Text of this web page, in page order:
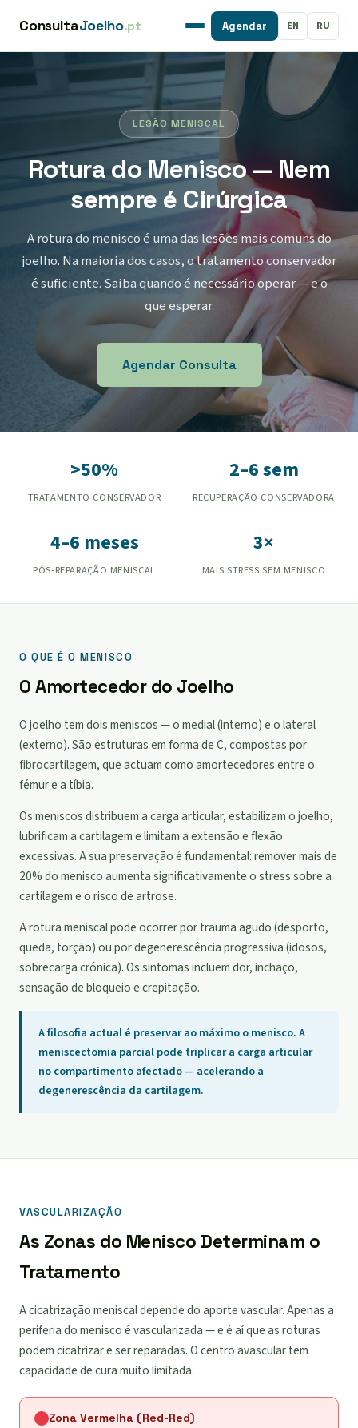
ConsultaJoelho.pt Agendar EN RU
LESÃO MENISCAL
Rotura do Menisco — Nem
sempre é Cirúrgica
A rotura do menisco é uma das lesões mais comuns do
joelho. Na maioria dos casos, o tratamento conservador
é suficiente. Saiba quando é necessário operar — e o
que esperar.
Agendar Consulta
>50%
TRATAMENTO CONSERVADOR
2–6 sem
RECUPERAÇÃO CONSERVADORA
4–6 meses
PÓS-REPARAÇÃO MENISCAL
3×
MAIS STRESS SEM MENISCO
O QUE É O MENISCO
O Amortecedor do Joelho
O joelho tem dois meniscos — o medial (interno) e o lateral
(externo). São estruturas em forma de C, compostas por
fibrocartilagem, que actuam como amortecedores entre o
fémur e a tíbia.
Os meniscos distribuem a carga articular, estabilizam o joelho,
lubrificam a cartilagem e limitam a extensão e flexão
excessivas. A sua preservação é fundamental: remover mais de
20% do menisco aumenta significativamente o stress sobre a
cartilagem e o risco de artrose.
A rotura meniscal pode ocorrer por trauma agudo (desporto,
queda, torção) ou por degenerescência progressiva (idosos,
sobrecarga crónica). Os sintomas incluem dor, inchaço,
sensação de bloqueio e crepitação.
A filosofia actual é preservar ao máximo o menisco. A
meniscectomia parcial pode triplicar a carga articular
no compartimento afectado — acelerando a
degenerescência da cartilagem.
VASCULARIZAÇÃO
As Zonas do Menisco Determinam o
Tratamento
A cicatrização meniscal depende do aporte vascular. Apenas a
periferia do menisco é vascularizada — e é aí que as roturas
podem cicatrizar e ser reparadas. O centro avascular tem
capacidade de cura muito limitada.
Zona Vermelha (Red-Red)